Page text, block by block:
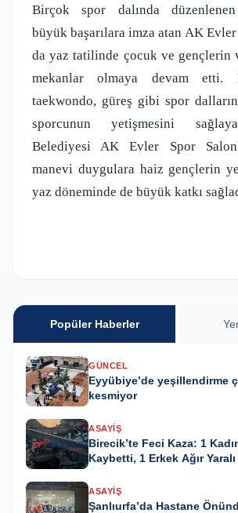
Birçok spor dalında
büyük başarılara imza atan AK Evler
da yaz tatilinde çocuk ve gençlerin
mekanlar olmaya devam etti.
taekwondo, güreş gibi spor
sporcunun yetişmesini
Belediyesi AK Evler Spor
manevi duygulara haiz gençlerin
yaz döneminde de büyük katkı
Popüler Haberler
GÜNCEL
Eyyübiye’de yeşillendirme
kesmiyor
ASAYIŞ
Birecik’te Feci Kaza: 1
Kaybetti, 1 Erkek Ağır Yaralı
ASAYIŞ
Şanlıurfa’da Hastane